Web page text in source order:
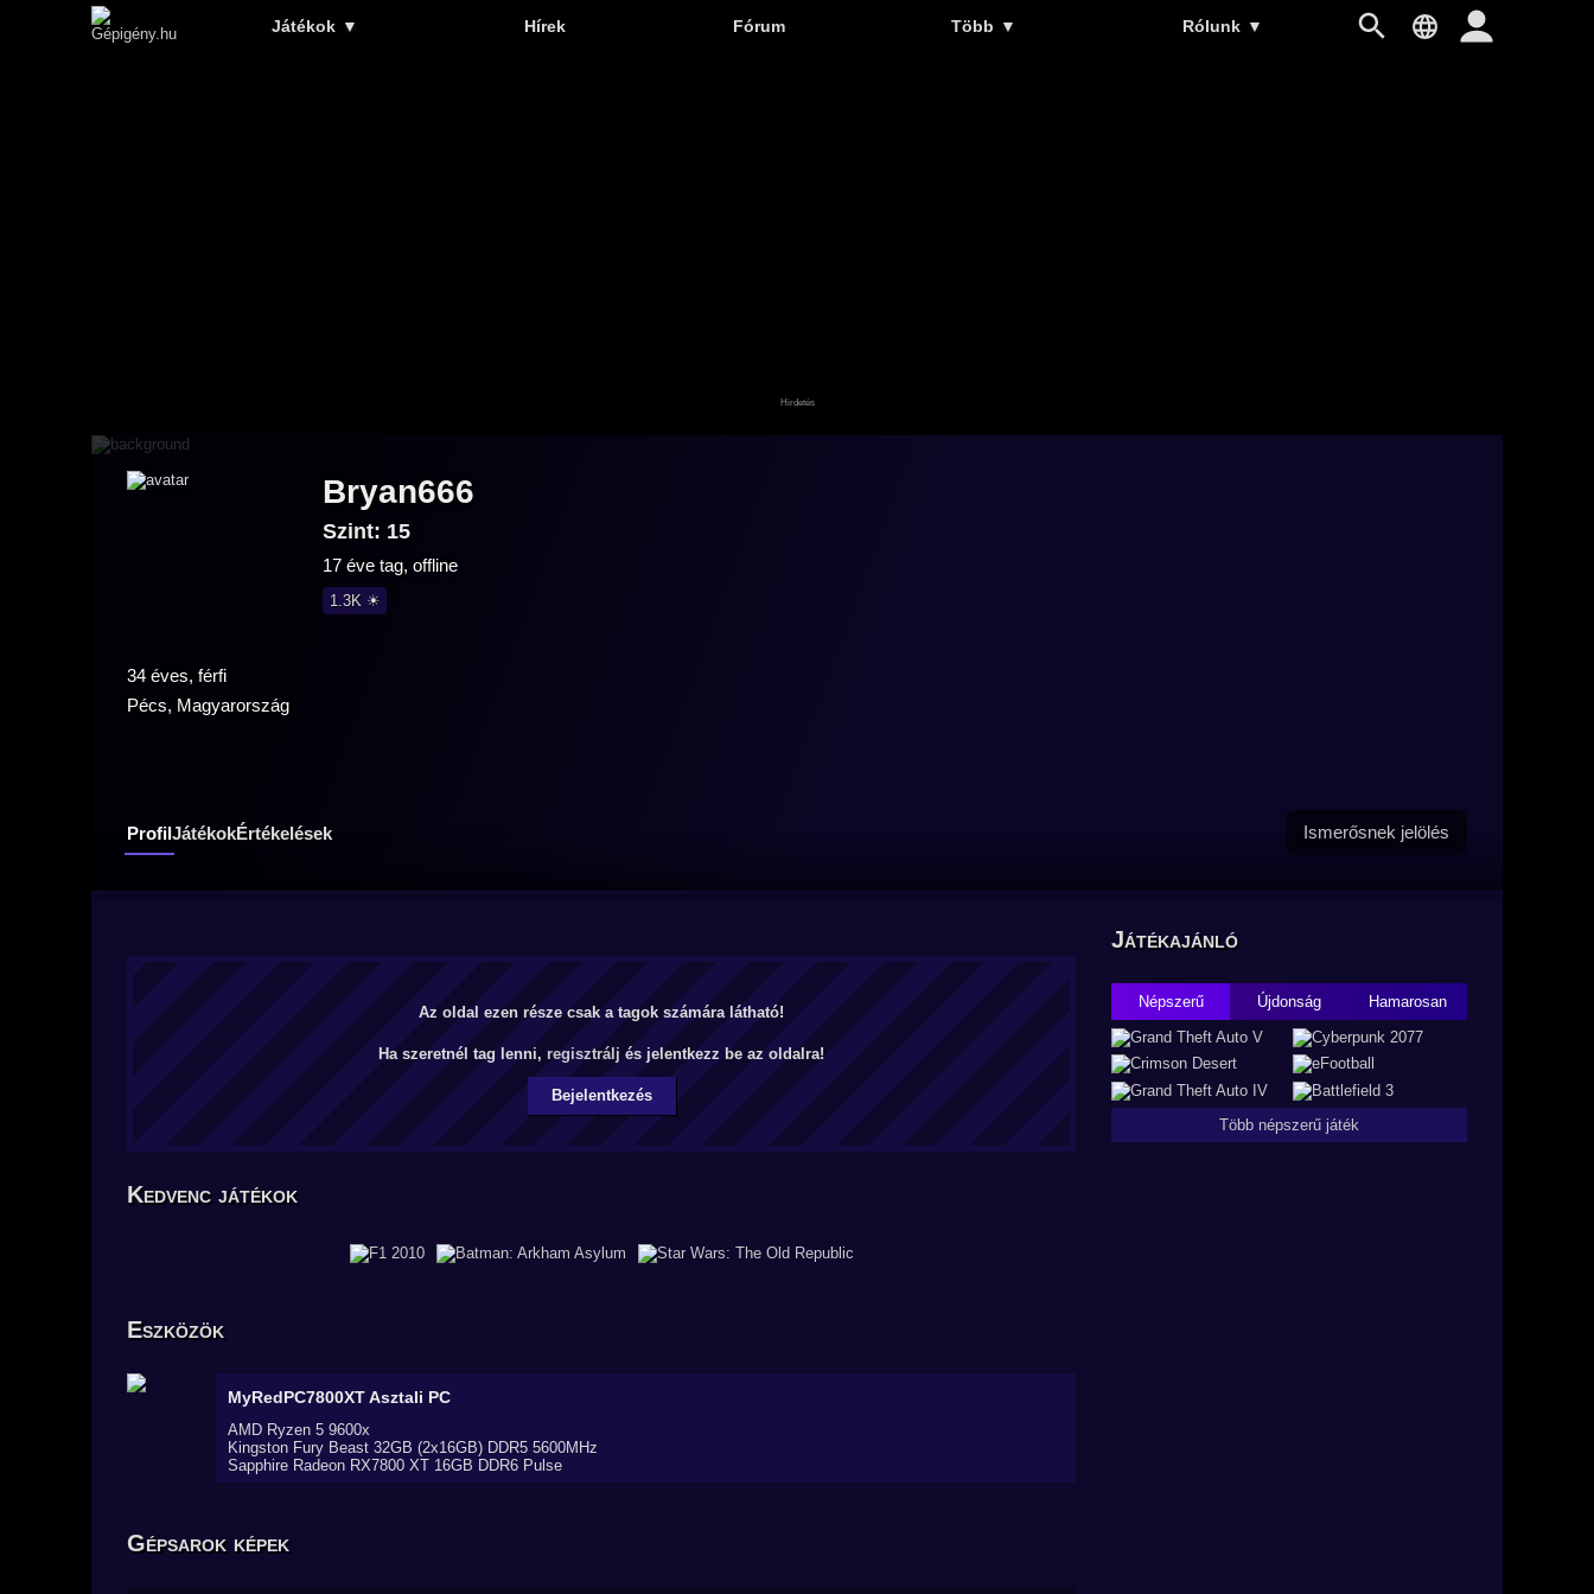
Játékok ▼ Hírek Fórum Több ▼ Rólunk ▼
Bryan666
Szint: 15
17 éve tag, offline
1.3K ☀
34 éves, férfi
Pécs, Magyarország
ProfilJátékokÉrtékelések Ismerősnek jelölés
Az oldal ezen része csak a tagok számára látható!
Ha szeretnél tag lenni, regisztrálj és jelentkezz be az oldalra!
Bejelentkezés
Kedvenc játékok
Eszközök
MyRedPC7800XTAsztali PC
AMD Ryzen 5 9600x
Kingston Fury Beast 32GB (2x16GB) DDR5 5600MHz
Sapphire Radeon RX7800 XT 16GB DDR6 Pulse
Gépsarok képek
Játékajánló
Népszerű Újdonság Hamarosan
Több népszerű játék